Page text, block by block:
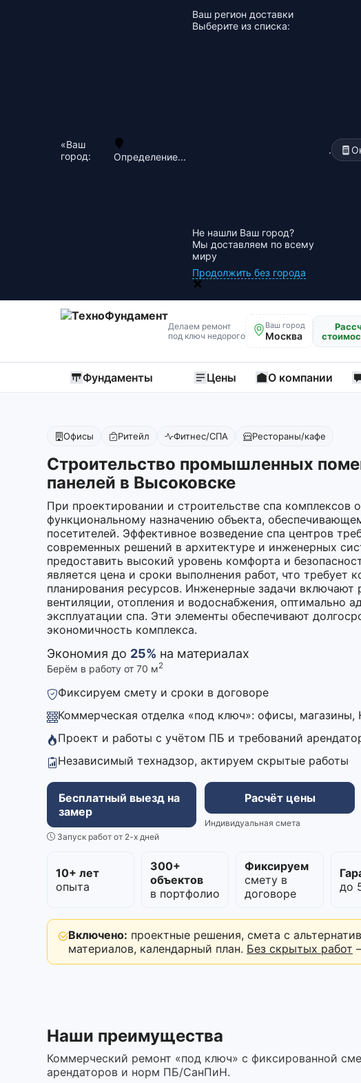
«Ваш
город:
Определение...
Ваш регион доставки
Выберите из списка:
Не нашли Ваш город?
Мы доставляем по всему
миру
Продолжить без города
.
Делаем ремонт
под ключ недорого
Ваш город
Москва
Фундаменты Цены О компании
Офисы Ритейл Фитнес/СПА Рестораны/кафе
Строительство промышленных
панелей в Высоковске
При проектировании и строительстве спа комплексов
функциональному назначению объекта,
посетителей. Эффективное возведение спа центров
современных решений в архитектуре и инженерных
предоставить высокий уровень комфорта и
является цена и сроки выполнения работ, что требует
планирования ресурсов. Инженерные задачи включают
вентиляции, отопления и водоснабжения, оптимально
эксплуатации спа. Эти элементы обеспечивают
экономичность комплекса.
Экономия до 25% на материалах
Берём в работу от 70 м2
Фиксируем смету и сроки в договоре
Коммерческая отделка «под ключ»: офисы, магазины,
Проект и работы с учётом ПБ и требований
Независимый технадзор, актируем скрытые работы
Бесплатный выезд на
замер
Запуск работ от 2-х дней
Расчёт цены
Индивидуальная смета
10+ лет
опыта
300+
объектов
в портфолио
Фиксируем
смету в
договоре
до
Включено: проектные решения, смета с
материалов, календарный план. Без скрытых работ
Наши преимущества
Коммерческий ремонт «под ключ» с фиксированной
арендаторов и норм ПБ/СанПиН.